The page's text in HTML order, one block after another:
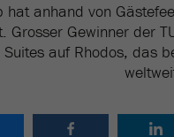
hat anhand von
Grosser Gewinner der
Suites auf Rhodos, das